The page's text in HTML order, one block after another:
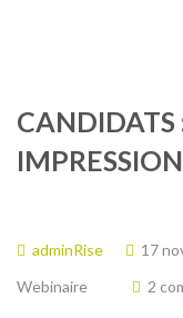
adminRise 17
Webinaire
2